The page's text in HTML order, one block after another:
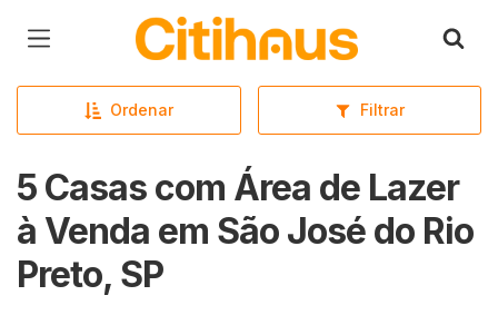
Página inicial
Ordenar Filtrar
5 Casas com Área de Lazer
à Venda em São José do Rio
Preto, SP